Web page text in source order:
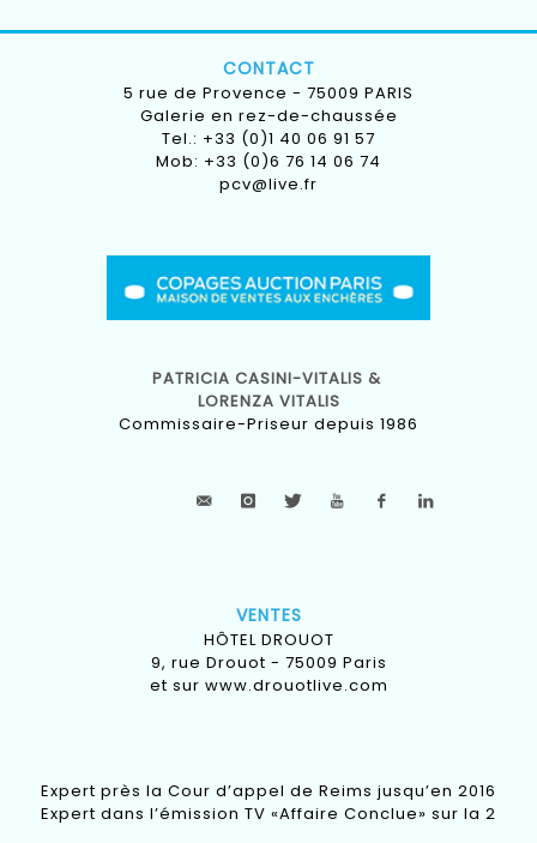
CONTACT
5 rue de Provence - 75009 PARIS
Galerie en rez-de-chaussée
Tel.: +33 (0)1 40 06 91 57
Mob: +33 (0)6 76 14 06 74
pcv@live.fr
PATRICIA CASINI-VITALIS &
LORENZA VITALIS
Commissaire-Priseur depuis 1986
VENTES
HÔTEL DROUOT
9, rue Drouot - 75009 Paris
et sur www.drouotlive.com
Expert près la Cour d’appel de Reims jusqu’en 2016
Expert dans l’émission TV «Affaire Conclue» sur la 2